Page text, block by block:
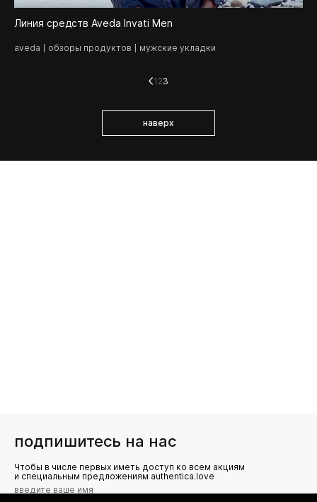
Линия средств Aveda Invati Men
aveda обзоры продуктов мужские укладки
1 23
наверх
подпишитесь на нас
Чтобы в числе первых иметь доступ ко всем акциям
и специальным предложениям authentica.love